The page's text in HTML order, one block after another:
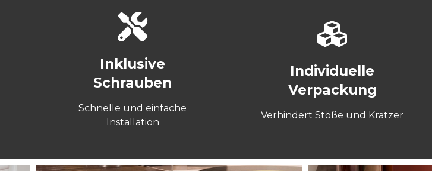
Inklusive
Schrauben
Schnelle und einfache
Installation
Individuelle
Verpackung
Verhindert Stöße und Kratzer